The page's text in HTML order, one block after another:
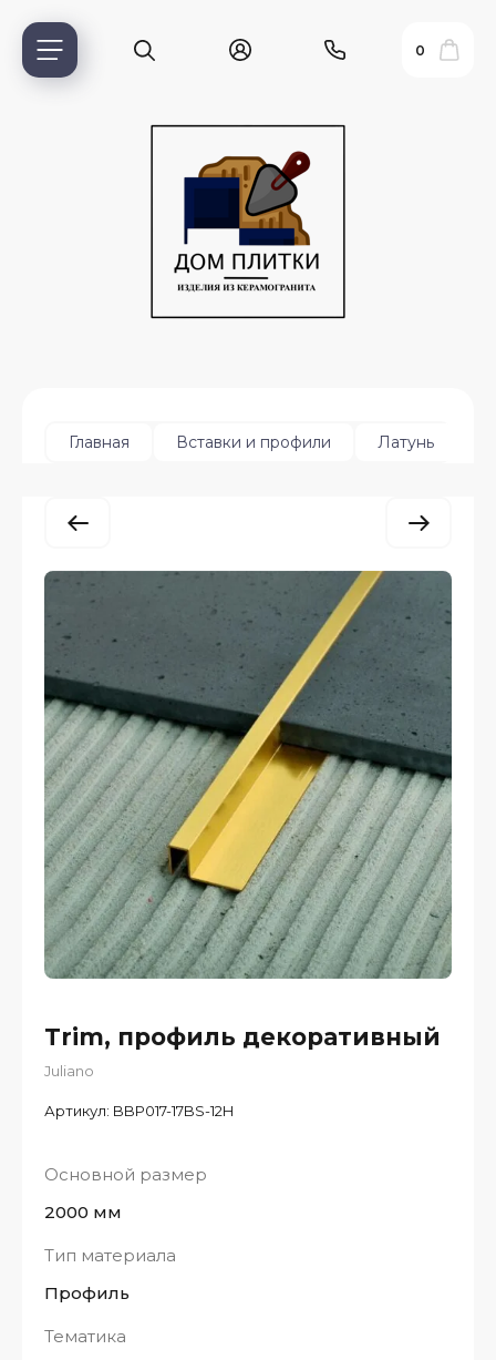
0
Главная Вставки и профили Латунь
Trim, профиль декоративный
Juliano
Артикул: BBP017-17BS-12H
Основной размер
2000 мм
Тип материала
Профиль
Тематика